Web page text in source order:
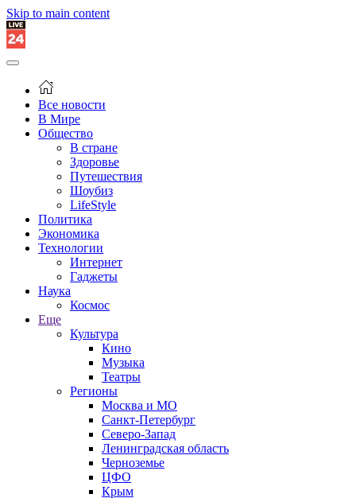
Skip to main content
Все новости
В Мире
Общество
В стране
Здоровье
Путешествия
Шоубиз
LifeStyle
Политика
Экономика
Технологии
Интернет
Гаджеты
Наука
Космос
Еще
Культура
Кино
Музыка
Театры
Регионы
Москва и МО
Санкт-Петербург
Северо-Запад
Ленинградская область
Черноземье
ЦФО
Крым